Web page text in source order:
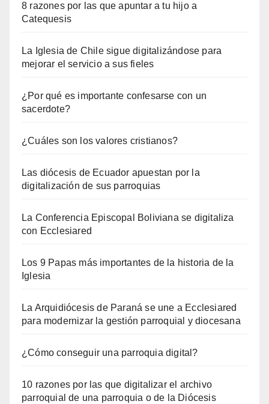
8 razones por las que apuntar a tu hijo a
Catequesis
La Iglesia de Chile sigue digitalizándose para
mejorar el servicio a sus fieles
¿Por qué es importante confesarse con un
sacerdote?
¿Cuáles son los valores cristianos?
Las diócesis de Ecuador apuestan por la
digitalización de sus parroquias
La Conferencia Episcopal Boliviana se digitaliza
con Ecclesiared
Los 9 Papas más importantes de la historia de la
Iglesia
La Arquidiócesis de Paraná se une a Ecclesiared
para modernizar la gestión parroquial y diocesana
¿Cómo conseguir una parroquia digital?
10 razones por las que digitalizar el archivo
parroquial de una parroquia o de la Diócesis